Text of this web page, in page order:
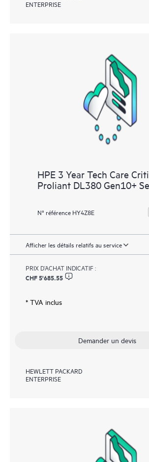
ENTERPRISE
HPE 3 Year Tech Care
Proliant DL380 Gen10+
N° référence HY4Z8E
Afficher les détails relatifs au service
PRIX D’ACHAT INDICATIF :
CHF 5'685.55
* TVA inclus
Demander un devis
HEWLETT PACKARD
ENTERPRISE